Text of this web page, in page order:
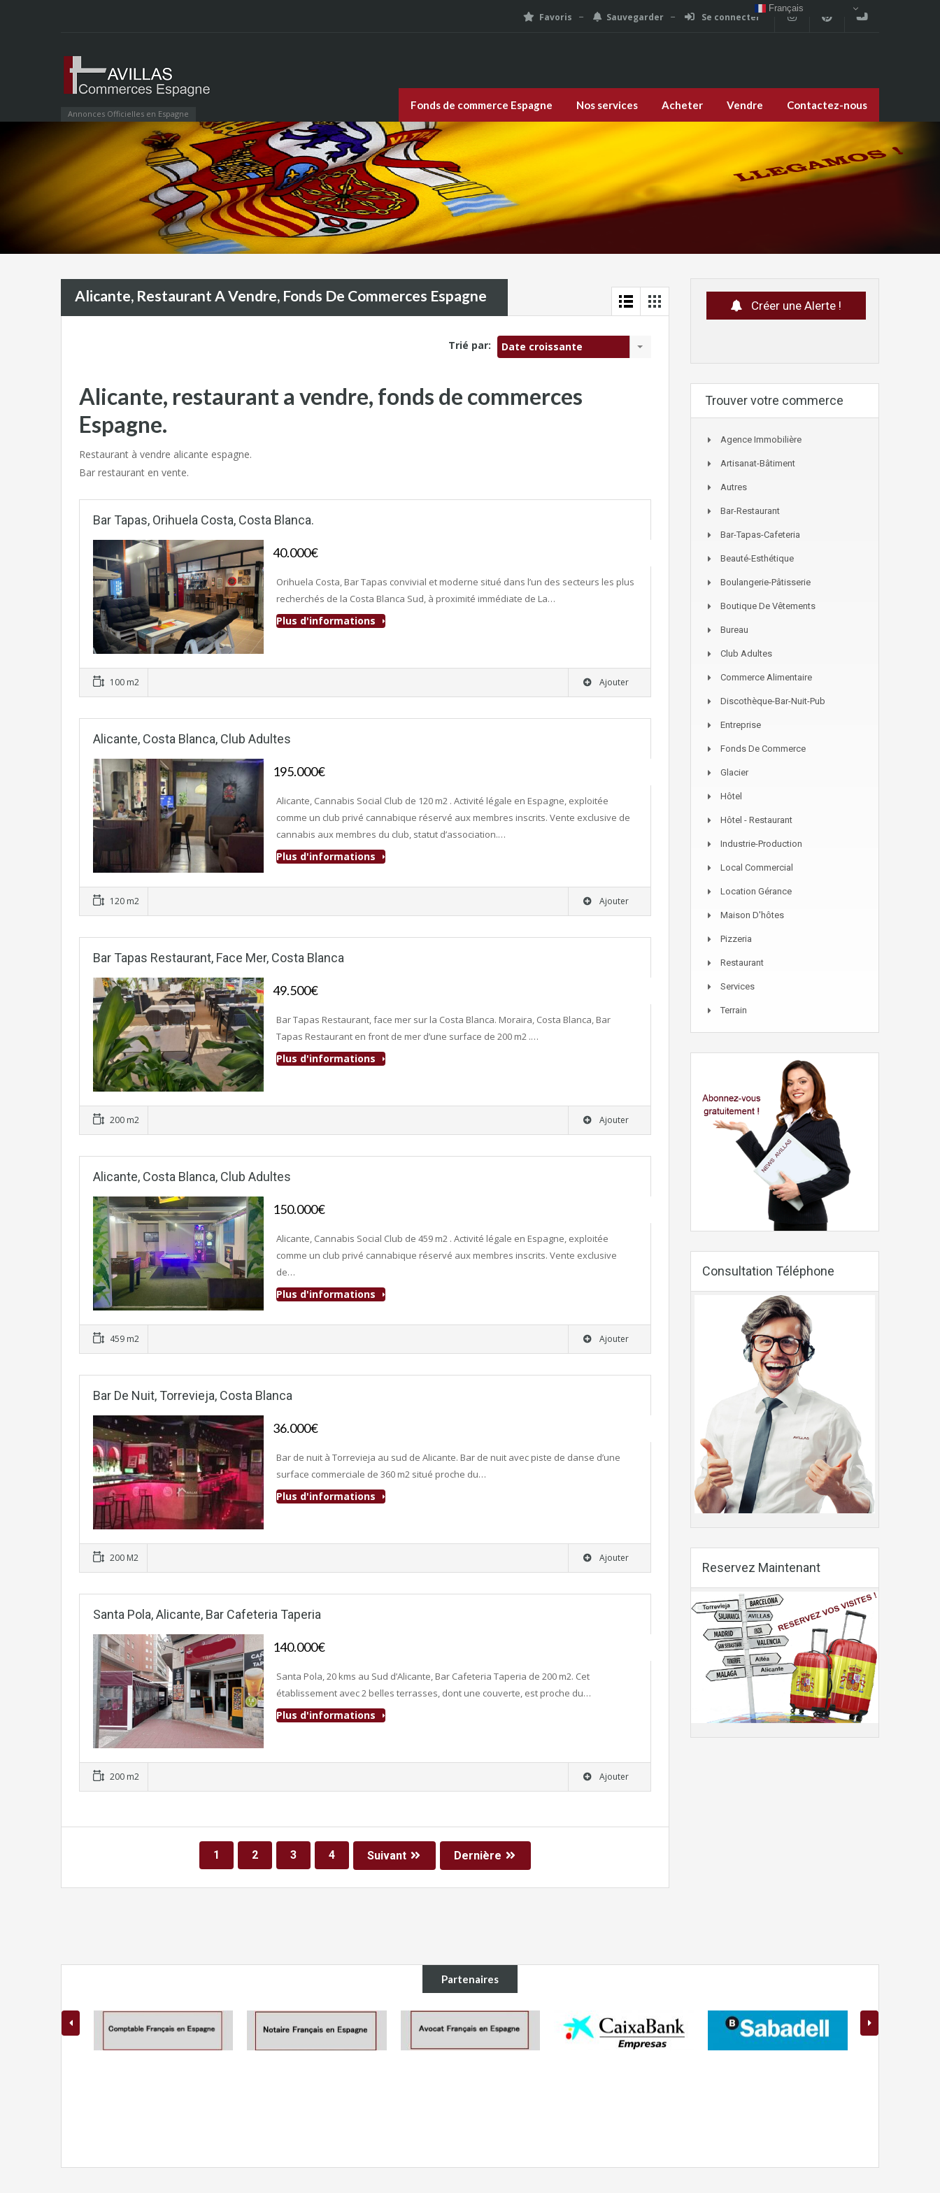
Favoris Sauvegarder Se connecter
Annonces Officielles en Espagne
Fonds de commerce Espagne Nos services Acheter Vendre Contactez-nous
Alicante, Restaurant A Vendre, Fonds De Commerces Espagne
Trié par: Date croissante
Alicante, restaurant a vendre, fonds de commerces
Espagne.
Restaurant à vendre alicante espagne.
Bar restaurant en vente.
Bar Tapas, Orihuela Costa, Costa Blanca.
Fonds de commerce
40.000€
Orihuela Costa, Bar Tapas convivial et moderne situé dans l’un des secteurs les plus
recherchés de la Costa Blanca Sud, à proximité immédiate de La…
Plus d'informations
100 m2 Ajouter
Alicante, Costa Blanca, Club Adultes
Fonds de commerce
195.000€
Alicante, Cannabis Social Club de 120 m2 . Activité légale en Espagne, exploitée
comme un club privé cannabique réservé aux membres inscrits. Vente exclusive de
cannabis aux membres du club, statut d’association.…
Plus d'informations
120 m2 Ajouter
Bar Tapas Restaurant, Face Mer, Costa Blanca
Fonds de commerce
49.500€
Bar Tapas Restaurant, face mer sur la Costa Blanca. Moraira, Costa Blanca, Bar
Tapas Restaurant en front de mer d’une surface de 200 m2 .…
Plus d'informations
200 m2 Ajouter
Alicante, Costa Blanca, Club Adultes
Fonds de commerce
150.000€
Alicante, Cannabis Social Club de 459 m2 . Activité légale en Espagne, exploitée
comme un club privé cannabique réservé aux membres inscrits. Vente exclusive
de…
Plus d'informations
459 m2 Ajouter
Bar De Nuit, Torrevieja, Costa Blanca
Fonds de commerce
36.000€
Bar de nuit à Torrevieja au sud de Alicante. Bar de nuit avec piste de danse d’une
surface commerciale de 360 m2 situé proche du…
Plus d'informations
200 M2 Ajouter
Santa Pola, Alicante, Bar Cafeteria Taperia
Fonds de commerce
140.000€
Santa Pola, 20 kms au Sud d’Alicante, Bar Cafeteria Taperia de 200 m2. Cet
établissement avec 2 belles terrasses, dont une couverte, est proche du…
Plus d'informations
200 m2 Ajouter
1 2 3 4 Suivant Dernière
Créer une Alerte !
Trouver votre commerce
Agence Immobilière
Artisanat-Bâtiment
Autres
Bar-Restaurant
Bar-Tapas-Cafeteria
Beauté-Esthétique
Boulangerie-Pâtisserie
Boutique De Vêtements
Bureau
Club Adultes
Commerce Alimentaire
Discothèque-Bar-Nuit-Pub
Entreprise
Fonds De Commerce
Glacier
Hôtel
Hôtel - Restaurant
Industrie-Production
Local Commercial
Location Gérance
Maison D'hôtes
Pizzeria
Restaurant
Services
Terrain
Consultation Téléphone
Reservez Maintenant
Partenaires
Français